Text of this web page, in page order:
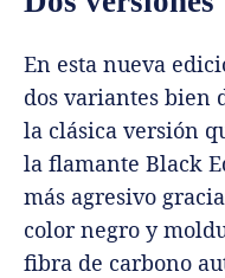
En esta nueva
dos variantes bien
la clásica versión
la flamante Black
más agresivo
color negro y
fibra de carbono